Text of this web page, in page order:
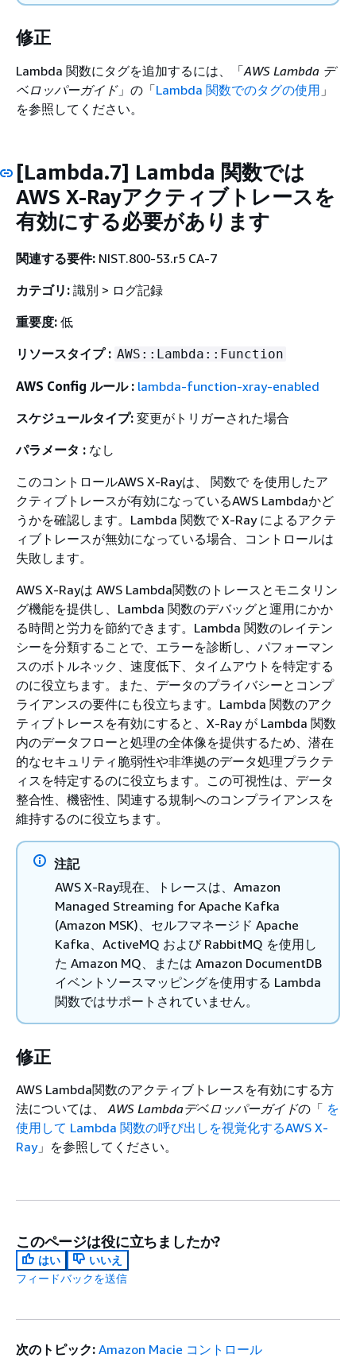
修正
Lambda 関数にタグを追加するには、「AWS Lambda デ
ベロッパーガイド」の「Lambda 関数でのタグの使用 」
を参照してください。
[Lambda.7] Lambda 関数では
AWS X-Rayアクティブトレースを
有効にする必要があります
関連する要件: NIST.800-53.r5 CA-7
カテゴリ: 識別 > ログ記録
重要度: 低
リソースタイプ : AWS::Lambda::Function
AWS Config ルール : lambda-function-xray-enabled
スケジュールタイプ: 変更がトリガーされた場合
パラメータ : なし
このコントロールAWS X-Rayは、 関数で を使用したア
クティブトレースが有効になっているAWS Lambdaかど
うかを確認します。Lambda 関数で X-Ray によるアクテ
ィブトレースが無効になっている場合、コントロールは
失敗します。
AWS X-Rayは AWS Lambda関数のトレースとモニタリン
グ機能を提供し、Lambda 関数のデバッグと運用にかか
る時間と労力を節約できます。Lambda 関数のレイテン
シーを分類することで、エラーを診断し、パフォーマン
スのボトルネック、速度低下、タイムアウトを特定する
のに役立ちます。また、データのプライバシーとコンプ
ライアンスの要件にも役立ちます。Lambda 関数のアク
ティブトレースを有効にすると、X-Ray が Lambda 関数
内のデータフローと処理の全体像を提供するため、潜在
的なセキュリティ脆弱性や非準拠のデータ処理プラクテ
ィスを特定するのに役立ちます。この可視性は、データ
整合性、機密性、関連する規制へのコンプライアンスを
維持するのに役立ちます。
注記
AWS X-Ray現在、トレースは、Amazon
Managed Streaming for Apache Kafka
(Amazon MSK)、セルフマネージド Apache
Kafka、ActiveMQ および RabbitMQ を使用し
た Amazon MQ、または Amazon DocumentDB
イベントソースマッピングを使用する Lambda
関数ではサポートされていません。
修正
AWS Lambda関数のアクティブトレースを有効にする方
法については、AWS Lambdaデベロッパーガイドの「 を
使用して Lambda 関数の呼び出しを視覚化するAWS X-
Ray」を参照してください。
このページは役に立ちましたか?
はい
いいえ
フィードバックを送信
次のトピック: Amazon Macie コントロール